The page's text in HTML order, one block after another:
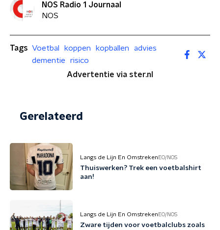
NOS Radio 1 Journaal
NOS
Tags Voetbal koppen kopballen
advies
dementie
risico
Advertentie via ster.nl
Gerelateerd
Langs de Lijn En Omstreken EO/NOS
Thuiswerken? Trek een voetbalshirt
aan!
Langs de Lijn En Omstreken EO/NOS
Zware tijden voor voetbalclubs zoals